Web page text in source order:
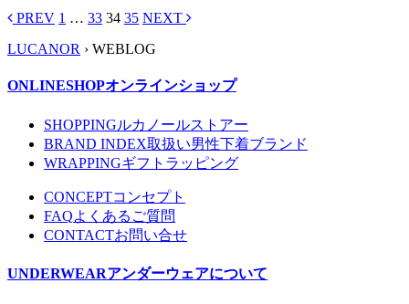
PREV 1 … 33 34 35 NEXT
LUCANOR › WEBLOG
ONLINESHOPオンラインショップ
SHOPPINGルカノールストアー
BRAND INDEX取扱い男性下着ブランド
WRAPPINGギフトラッピング
CONCEPTコンセプト
FAQよくあるご質問
CONTACTお問い合せ
UNDERWEARアンダーウェアについて